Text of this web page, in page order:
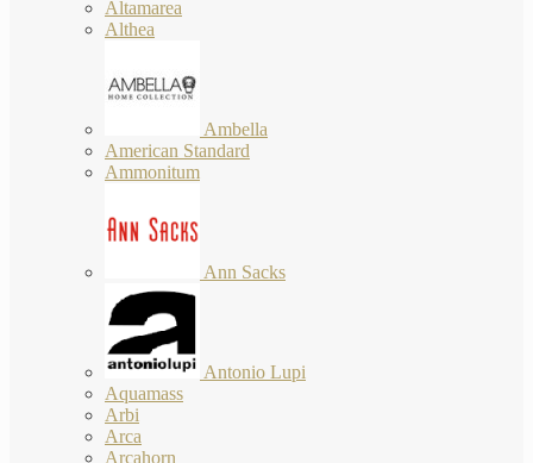
Altamarea
Althea
Ambella
American Standard
Ammonitum
Ann Sacks
Antonio Lupi
Aquamass
Arbi
Arca
Arcahorn